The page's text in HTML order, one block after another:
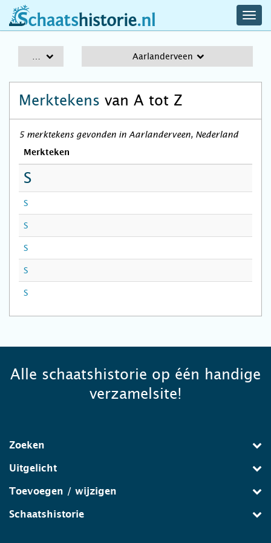
schaatshistorie.nl
Aarlanderveen
Merktekens van A tot Z
5 merktekens gevonden in Aarlanderveen, Nederland
Merkteken
S
S
S
S
S
S
Alle schaatshistorie op één handige
verzamelsite!
Zoeken
Uitgelicht
Toevoegen / wijzigen
Schaatshistorie